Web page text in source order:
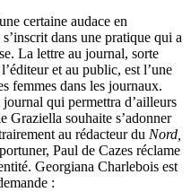
certaine audace en
dans une pratique qui a
La lettre au journal, sorte
et au public, est l’une
femmes dans les journaux.
qui permettra d’ailleurs
Graziella souhaite s’adonner
au rédacteur du Nord,
Paul de Cazes réclame
Georgiana Charlebois est
: